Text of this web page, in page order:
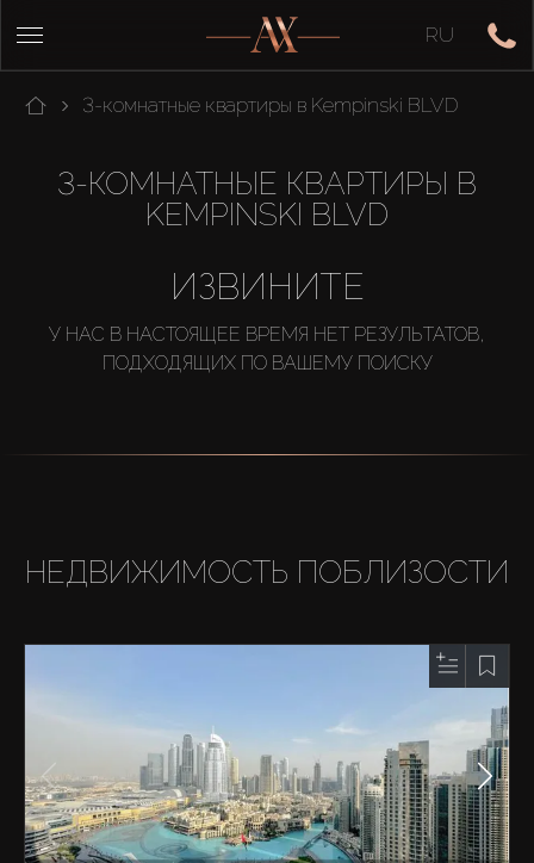
RU
3-комнатные квартиры в Kempinski BLVD
3-КОМНАТНЫЕ КВАРТИРЫ В
KEMPINSKI BLVD
ИЗВИНИТЕ
У НАС В НАСТОЯЩЕЕ ВРЕМЯ НЕТ РЕЗУЛЬТАТОВ,
ПОДХОДЯЩИХ ПО ВАШЕМУ ПОИСКУ
НЕДВИЖИМОСТЬ ПОБЛИЗОСТИ